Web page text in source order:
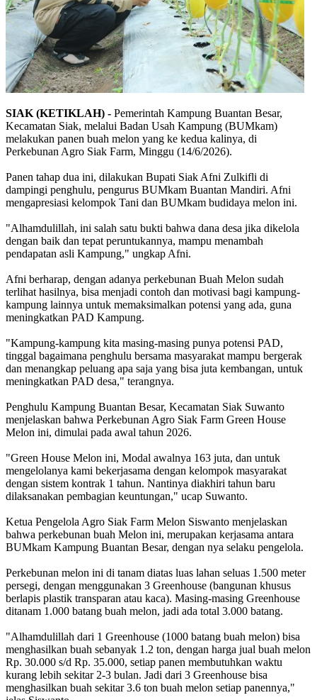
SIAK (KETIKLAH) - Pemerintah Kampung Buantan Besar,
Kecamatan Siak, melalui Badan Usah Kampung (BUMkam)
melakukan panen buah melon yang ke kedua kalinya, di
Perkebunan Agro Siak Farm, Minggu (14/6/2026).
Panen tahap dua ini, dilakukan Bupati Siak Afni Zulkifli di
dampingi penghulu, pengurus BUMkam Buantan Mandiri. Afni
mengapresiasi kelompok Tani dan BUMkam budidaya melon ini.
"Alhamdulillah, ini salah satu bukti bahwa dana desa jika dikelola
dengan baik dan tepat peruntukannya, mampu menambah
pendapatan asli Kampung," ungkap Afni.
Afni berharap, dengan adanya perkebunan Buah Melon sudah
terlihat hasilnya, bisa menjadi contoh dan motivasi bagi kampung-
kampung lainnya untuk memaksimalkan potensi yang ada, guna
meningkatkan PAD Kampung.
"Kampung-kampung kita masing-masing punya potensi PAD,
tinggal bagaimana penghulu bersama masyarakat mampu bergerak
dan menangkap peluang apa saja yang bisa juta kembangan, untuk
meningkatkan PAD desa," terangnya.
Penghulu Kampung Buantan Besar, Kecamatan Siak Suwanto
menjelaskan bahwa Perkebunan Agro Siak Farm Green House
Melon ini, dimulai pada awal tahun 2026.
"Green House Melon ini, Modal awalnya 163 juta, dan untuk
mengelolanya kami bekerjasama dengan kelompok masyarakat
dengan sistem kontrak 1 tahun. Nantinya diakhiri tahun baru
dilaksanakan pembagian keuntungan," ucap Suwanto.
Ketua Pengelola Agro Siak Farm Melon Siswanto menjelaskan
bahwa perkebunan buah Melon ini, merupakan kerjasama antara
BUMkam Kampung Buantan Besar, dengan nya selaku pengelola.
Perkebunan melon ini di tanam diatas luas lahan seluas 1.500 meter
persegi, dengan menggunakan 3 Greenhouse (bangunan khusus
berlapis plastik transparan atau kaca). Masing-masing Greenhouse
ditanam 1.000 batang buah melon, jadi ada total 3.000 batang.
"Alhamdulillah dari 1 Greenhouse (1000 batang buah melon) bisa
menghasilkan buah sebanyak 1.2 ton, dengan harga jual buah melon
Rp. 30.000 s/d Rp. 35.000, setiap panen membutuhkan waktu
kurang lebih sekitar 2-3 bulan. Jadi dari 3 Greenhouse bisa
menghasilkan buah sekitar 3.6 ton buah melon setiap panennya,"